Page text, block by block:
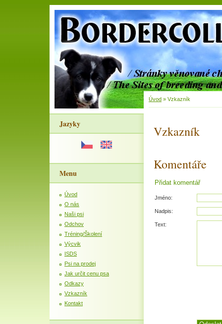
Jazyky
Menu
Úvod
O nás
Naši psi
Odchov
Tréning/Školení
Výcvik
ISDS
Psi na prodej
Jak určit cenu psa
Odkazy
Vzkazník
Kontakt
Úvod » Vzkazník
Vzkazník
Komentáře
Přidat komentář
Jméno:
Nadpis:
Text: